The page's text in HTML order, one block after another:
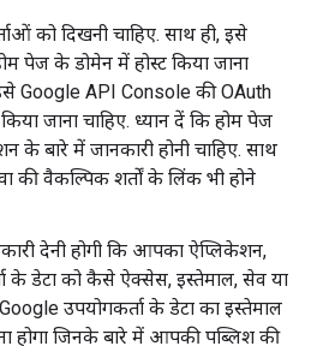
को दिखनी चाहिए. साथ ही, इसे
पेज के डोमेन में होस्ट किया जाना
Google API Console की OAuth
जाना चाहिए. ध्यान दें कि होम पेज
बारे में जानकारी होनी चाहिए. साथ
की वैकल्पिक शर्तों के लिंक भी होने
देनी होगी कि आपका ऐप्लिकेशन,
के डेटा को कैसे ऐक्सेस, इस्तेमाल, सेव या
उपयोगकर्ता के डेटा का इस्तेमाल
होगा जिनके बारे में आपकी पब्लिश की